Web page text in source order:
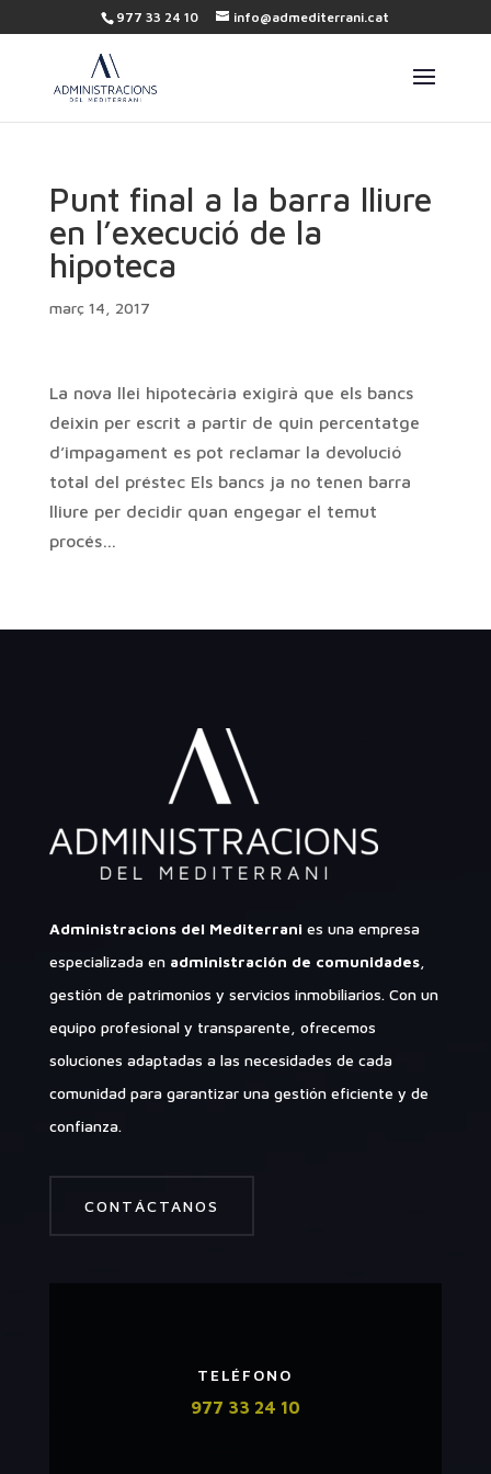
977 33 24 10 info@admediterrani.cat
Punt final a la barra lliure
en l’execució de la
hipoteca
març 14, 2017
La nova llei hipotecària exigirà que els bancs
deixin per escrit a partir de quin percentatge
d’impagament es pot reclamar la devolució
total del préstec Els bancs ja no tenen barra
lliure per decidir quan engegar el temut
procés…
Administracions del Mediterrani es una empresa
especializada en administración de comunidades,
gestión de patrimonios y servicios inmobiliarios. Con un
equipo profesional y transparente, ofrecemos
soluciones adaptadas a las necesidades de cada
comunidad para garantizar una gestión eficiente y de
confianza.
CONTÁCTANOS
TELÉFONO
977 33 24 10